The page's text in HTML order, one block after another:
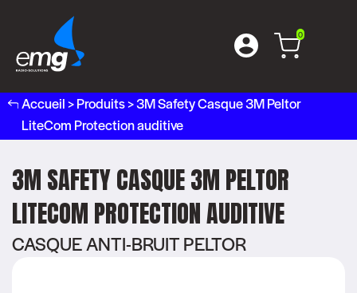
0
Accueil>Produits>3M Safety Casque 3M Peltor
LiteCom Protection auditive
3M SAFETY CASQUE 3M PELTOR
LITECOM PROTECTION AUDITIVE
CASQUE ANTI-BRUIT PELTOR